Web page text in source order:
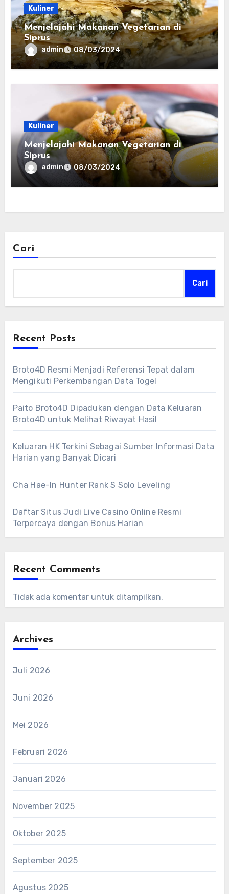
Kuliner
Menjelajahi Makanan Vegetarian di
Siprus
admin 08/03/2024
Kuliner
Menjelajahi Makanan Vegetarian di
Siprus
admin 08/03/2024
Cari
Cari
Recent Posts
Broto4D Resmi Menjadi Referensi Tepat dalam
Mengikuti Perkembangan Data Togel
Paito Broto4D Dipadukan dengan Data Keluaran
Broto4D untuk Melihat Riwayat Hasil
Keluaran HK Terkini Sebagai Sumber Informasi Data
Harian yang Banyak Dicari
Cha Hae-In Hunter Rank S Solo Leveling
Daftar Situs Judi Live Casino Online Resmi
Terpercaya dengan Bonus Harian
Recent Comments
Tidak ada komentar untuk ditampilkan.
Archives
Juli 2026
Juni 2026
Mei 2026
Februari 2026
Januari 2026
November 2025
Oktober 2025
September 2025
Agustus 2025